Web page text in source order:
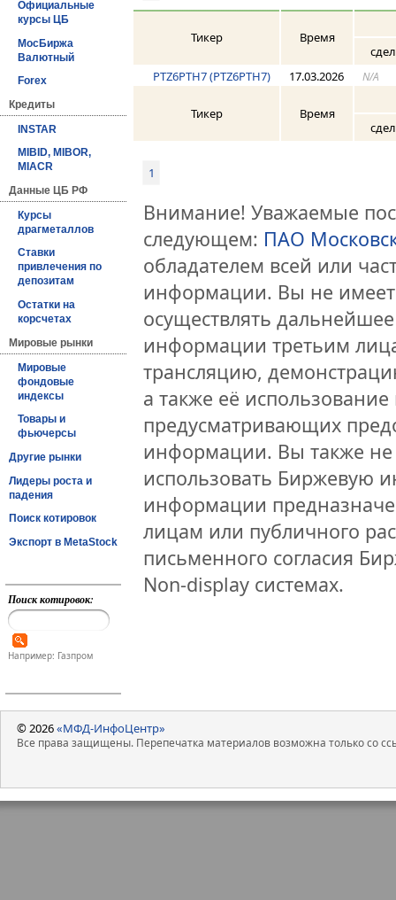
Официальные
курсы ЦБ
МосБиржа
Валютный
Forex
Кредиты
INSTAR
MIBID, MIBOR,
MIACR
Данные ЦБ РФ
Курсы
драгметаллов
Ставки
привлечения по
депозитам
Остатки на
корсчетах
Мировые рынки
Мировые
фондовые
индексы
Товары и
фьючерсы
Другие рынки
Лидеры роста и
падения
Поиск котировок
Экспорт в MetaStock
Поиск котировок:
Например: Газпром
Тикер
Время
PTZ6PTH7 (PTZ6PTH7)
17.03.2026 N/A
Тикер
Время
1
Внимание! Уважаемые
следующем: ПАО
обладателем всей или
информации. Вы не
осуществлять
информации третьим
трансляцию,
а также её
предусматривающих
информации. Вы также не
использовать Биржевую
информации
лицам или публичного
письменного согласия
Non-display системах.
© 2026«МФД-ИнфоЦентр»
Все права защищены. Перепечатка материалов возможна только со